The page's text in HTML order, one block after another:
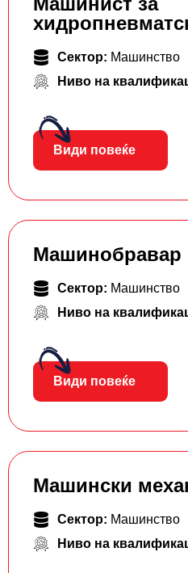
Сектор: Машинство
Ниво на
Види повеќе
Машинобравар
Сектор: Машинство
Ниво на
Види повеќе
Машински
Сектор: Машинство
Ниво на